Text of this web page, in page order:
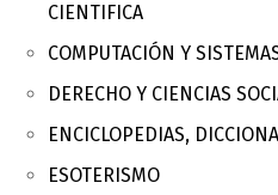
CIENTIFICA
COMPUTACIÓN Y
DERECHO Y CIENCIAS
ENCICLOPEDIAS,
ESOTERISMO